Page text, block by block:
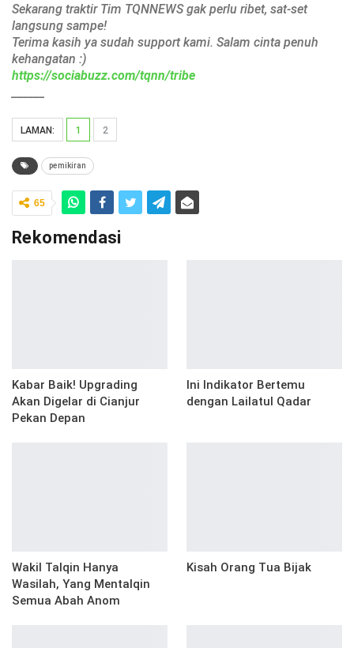
Sekarang traktir Tim TQNNEWS gak perlu ribet, sat-set
langsung sampe!
Terima kasih ya sudah support kami. Salam cinta penuh
kehangatan :)
https://sociabuzz.com/tqnn/tribe
LAMAN: 1 2
pemikiran
65
Rekomendasi
Kabar Baik! Upgrading
Akan Digelar di Cianjur
Pekan Depan
Ini Indikator Bertemu
dengan Lailatul Qadar
Wakil Talqin Hanya
Wasilah, Yang Mentalqin
Semua Abah Anom
Kisah Orang Tua Bijak